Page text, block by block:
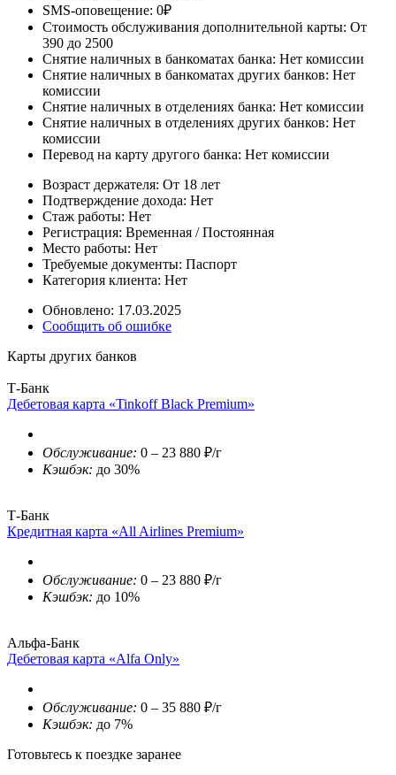
SMS-оповещение: 0₽
Стоимость обслуживания дополнительной карты: От
390 до 2500
Снятие наличных в банкоматах банка: Нет комиссии
Снятие наличных в банкоматах других банков: Нет
комиссии
Снятие наличных в отделениях банка: Нет комиссии
Снятие наличных в отделениях других банков: Нет
комиссии
Перевод на карту другого банка: Нет комиссии
Возраст держателя: От 18 лет
Подтверждение дохода: Нет
Стаж работы: Нет
Регистрация: Временная / Постоянная
Место работы: Нет
Требуемые документы: Паспорт
Категория клиента: Нет
Обновлено: 17.03.2025
Сообщить об ошибке
Карты других банков
Т-Банк
Дебетовая карта «Tinkoff Black Premium»
Обслуживание: 0 – 23 880 ₽/г
Кэшбэк: до 30%
Т-Банк
Кредитная карта «All Airlines Premium»
Обслуживание: 0 – 23 880 ₽/г
Кэшбэк: до 10%
Альфа-Банк
Дебетовая карта «Alfa Only»
Обслуживание: 0 – 35 880 ₽/г
Кэшбэк: до 7%
Готовьтесь к поездке заранее